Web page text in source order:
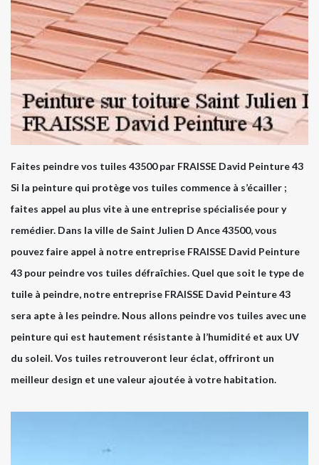
Faites peindre vos tuiles 43500 par FRAISSE David Peinture 43
Si la peinture qui protège vos tuiles commence à s’écailler ;
faites appel au plus vite à une entreprise spécialisée pour y
remédier. Dans la ville de Saint Julien D Ance 43500, vous
pouvez faire appel à notre entreprise FRAISSE David Peinture
43 pour peindre vos tuiles défraîchies. Quel que soit le type de
tuile à peindre, notre entreprise FRAISSE David Peinture 43
sera apte à les peindre. Nous allons peindre vos tuiles avec une
peinture qui est hautement résistante à l’humidité et aux UV
du soleil. Vos tuiles retrouveront leur éclat, offriront un
meilleur design et une valeur ajoutée à votre habitation.